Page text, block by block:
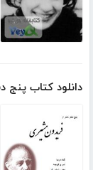
دانلود کتاب